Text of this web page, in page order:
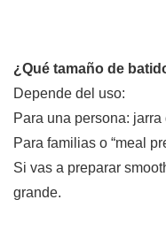
¿Qué tamaño de
Depende del uso:
Para una persona: jarra
Para familias o “meal
Si vas a preparar
grande.